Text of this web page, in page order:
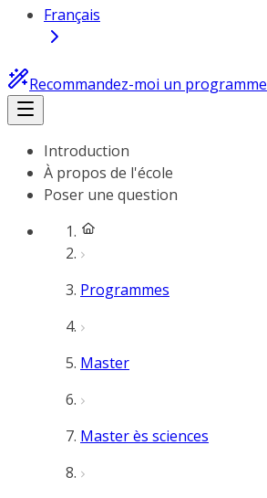
Français
Recommandez-moi un programme
Introduction
À propos de l'école
Poser une question
Programmes
Master
Master ès sciences